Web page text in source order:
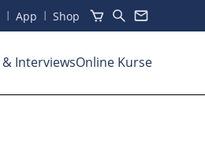
I App I Shop
& InterviewsOnline Kurse